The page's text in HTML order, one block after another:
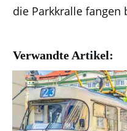
die Parkkralle fangen
Verwandte Artikel: